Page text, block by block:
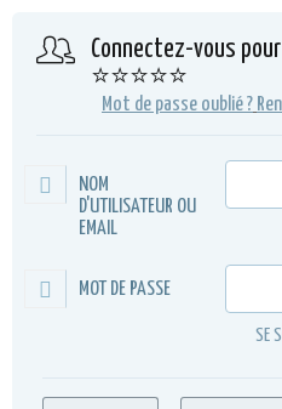
Connectez-vous
⭐⭐⭐⭐⭐
Mot de passe oublié ?
NOM
D'UTILISATEUR OU
EMAIL
MOT DE PASSE
SE